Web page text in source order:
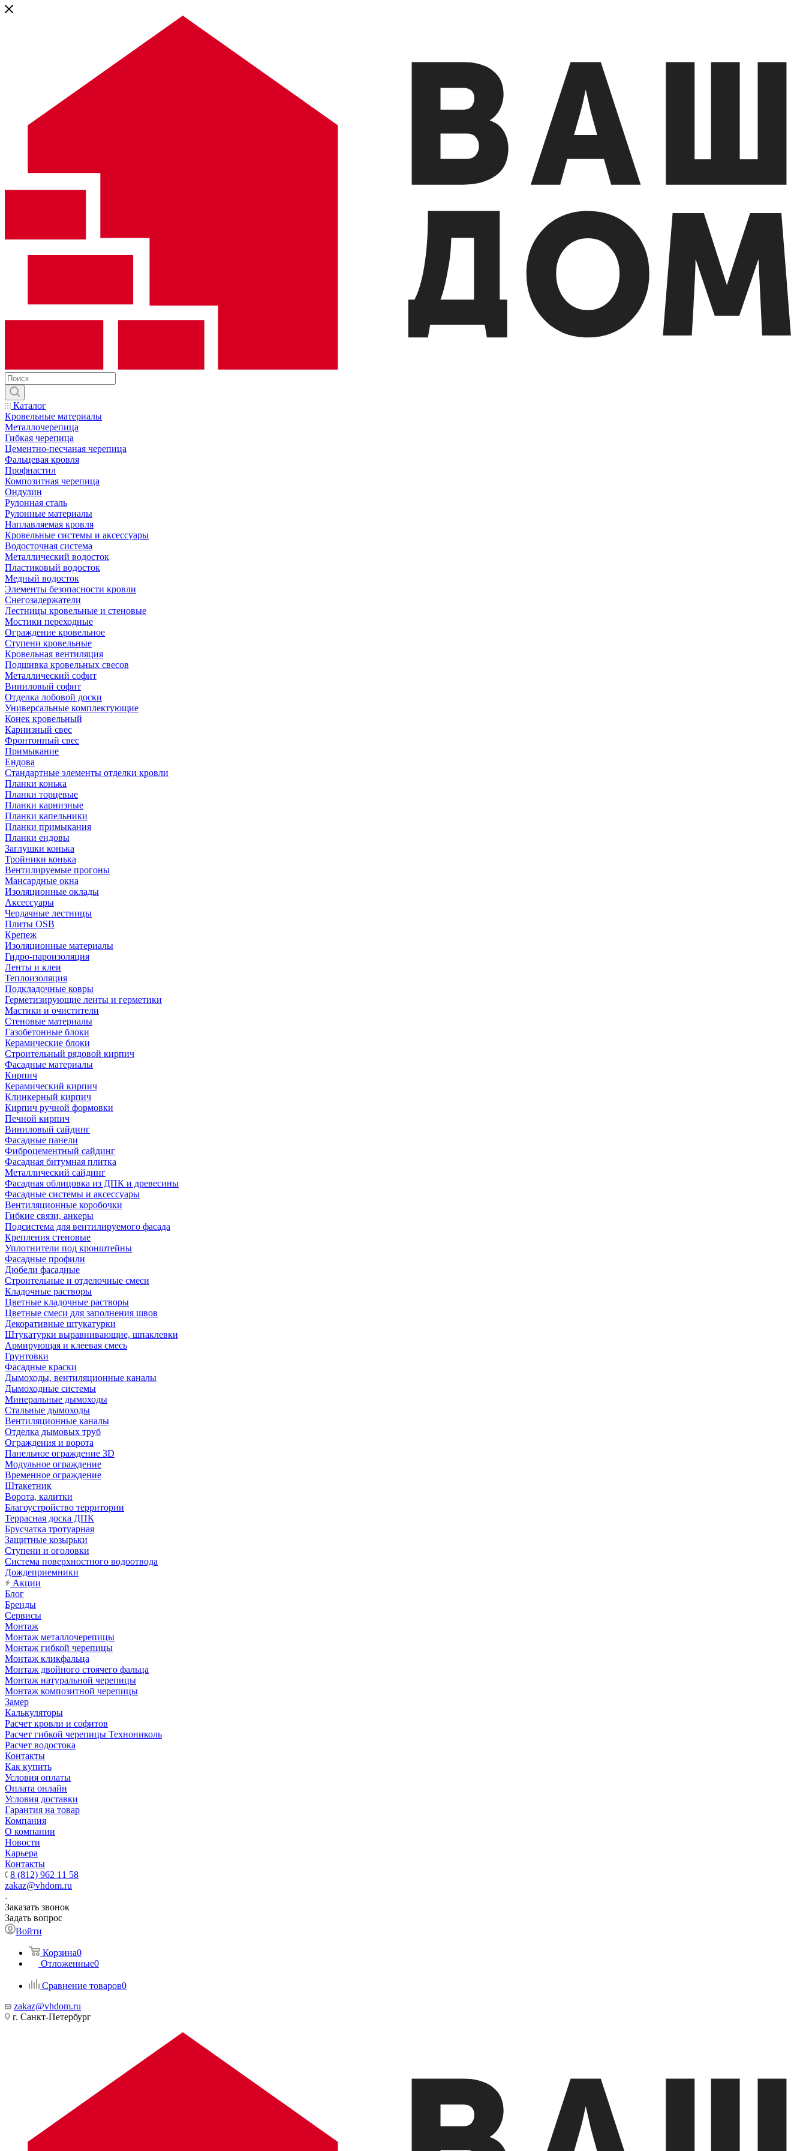
Каталог
Кровельные материалы
Металлочерепица
Гибкая черепица
Цементно-песчаная черепица
Фальцевая кровля
Профнастил
Композитная черепица
Ондулин
Рулонная сталь
Рулонные материалы
Наплавляемая кровля
Кровельные системы и аксессуары
Водосточная система
Металлический водосток
Пластиковый водосток
Медный водосток
Элементы безопасности кровли
Снегозадержатели
Лестницы кровельные и стеновые
Мостики переходные
Ограждение кровельное
Ступени кровельные
Кровельная вентиляция
Подшивка кровельных свесов
Металлический софит
Виниловый софит
Отделка лобовой доски
Универсальные комплектующие
Конек кровельный
Карнизный свес
Фронтонный свес
Примыкание
Ендова
Стандартные элементы отделки кровли
Планки конька
Планки торцевые
Планки карнизные
Планки капельники
Планки примыкания
Планки ендовы
Заглушки конька
Тройники конька
Вентилируемые прогоны
Мансардные окна
Изоляционные оклады
Аксессуары
Чердачные лестницы
Плиты OSB
Крепеж
Изоляционные материалы
Гидро-пароизоляция
Ленты и клеи
Теплоизоляция
Подкладочные ковры
Герметизирующие ленты и герметики
Мастики и очистители
Стеновые материалы
Газобетонные блоки
Керамические блоки
Строительный рядовой кирпич
Фасадные материалы
Кирпич
Керамический кирпич
Клинкерный кирпич
Кирпич ручной формовки
Печной кирпич
Виниловый сайдинг
Фасадные панели
Фиброцементный сайдинг
Фасадная битумная плитка
Металлический сайдинг
Фасадная облицовка из ДПК и древесины
Фасадные системы и аксессуары
Вентиляционные коробочки
Гибкие связи, анкеры
Подсистема для вентилируемого фасада
Крепления стеновые
Уплотнители под кронштейны
Фасадные профили
Дюбели фасадные
Строительные и отделочные смеси
Кладочные растворы
Цветные кладочные растворы
Цветные смеси для заполнения швов
Декоративные штукатурки
Штукатурки выравнивающие, шпаклевки
Армирующая и клеевая смесь
Грунтовки
Фасадные краски
Дымоходы, вентиляционные каналы
Дымоходные системы
Минеральные дымоходы
Стальные дымоходы
Вентиляционные каналы
Отделка дымовых труб
Ограждения и ворота
Панельное ограждение 3D
Модульное ограждение
Временное ограждение
Штакетник
Ворота, калитки
Благоустройство территории
Террасная доска ДПК
Брусчатка тротуарная
Защитные козырьки
Ступени и оголовки
Система поверхностного водоотвода
Дождеприемники
Акции
Блог
Бренды
Сервисы
Монтаж
Монтаж металлочерепицы
Монтаж гибкой черепицы
Монтаж кликфальца
Монтаж двойного стоячего фальца
Монтаж натуральной черепицы
Монтаж композитной черепицы
Замер
Калькуляторы
Расчет кровли и софитов
Расчет гибкой черепицы Технониколь
Расчет водостока
Контакты
Как купить
Условия оплаты
Оплата онлайн
Условия доставки
Гарантия на товар
Компания
О компании
Новости
Карьера
Контакты
8 (812) 962 11 58
zakaz@vhdom.ru
Заказать звонок
Задать вопрос
Войти
Корзина0
Отложенные0
Сравнение товаров0
zakaz@vhdom.ru
г. Санкт-Петербург